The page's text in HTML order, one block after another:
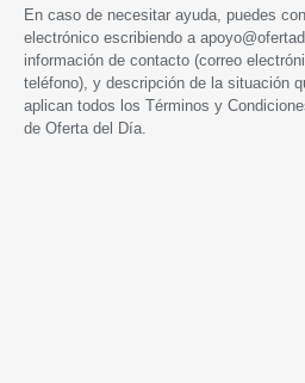
En caso de necesitar ayuda, puedes
electrónico escribiendo a
información de contacto (correo
teléfono), y descripción de la situación
aplican todos los Términos y
de Oferta del Día.